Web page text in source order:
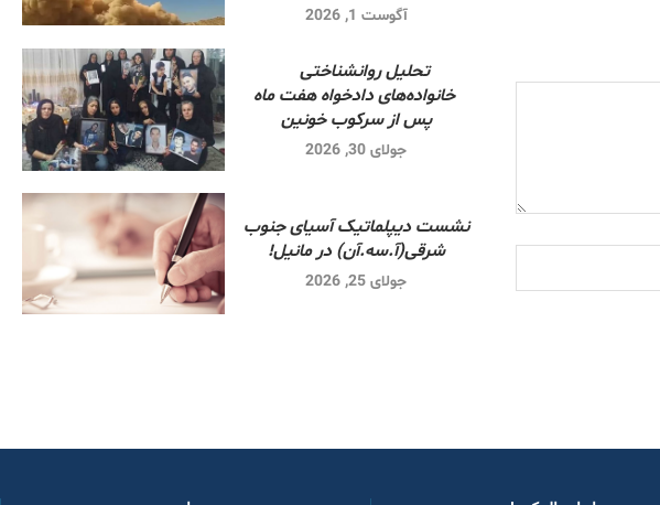
آگوست 1, 2026
تحلیل روانشناختی
خانواده‌های دادخواه هفت ماه
پس از سرکوب خونین
جولای 30, 2026
نشست دیپلماتیک آسیای جنوب
شرقی‌(آ.سه.آن) در مانیل!
جولای 25, 2026